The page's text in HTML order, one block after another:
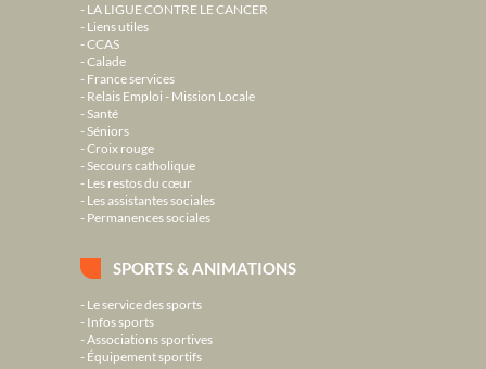
LA LIGUE CONTRE LE CANCER
Liens utiles
CCAS
Calade
France services
Relais Emploi - Mission Locale
Santé
Séniors
Croix rouge
Secours catholique
Les restos du cœur
Les assistantes sociales
Permanences sociales
SPORTS & ANIMATIONS
Le service des sports
Infos sports
Associations sportives
Équipement sportifs